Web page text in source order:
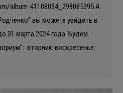
album-41108094_298085395 А
вы можете увидеть в
31 марта 2024 года. Будем
вторник-воскресенье: